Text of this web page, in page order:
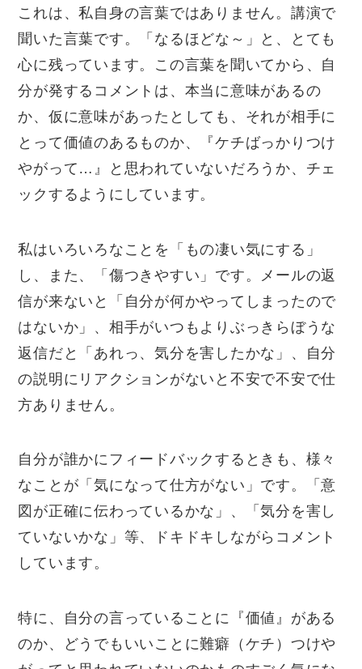
これは、私自身の言葉ではありません。講演で
聞いた言葉です。「なるほどな～」と、とても
心に残っています。この言葉を聞いてから、自
分が発するコメントは、本当に意味があるの
か、仮に意味があったとしても、それが相手に
とって価値のあるものか、『ケチばっかりつけ
やがって…』と思われていないだろうか、チェ
ックするようにしています。
私はいろいろなことを「もの凄い気にする」
し、また、「傷つきやすい」です。メールの返
信が来ないと「自分が何かやってしまったので
はないか」、相手がいつもよりぶっきらぼうな
返信だと「あれっ、気分を害したかな」、自分
の説明にリアクションがないと不安で不安で仕
方ありません。
自分が誰かにフィードバックするときも、様々
なことが「気になって仕方がない」です。「意
図が正確に伝わっているかな」、「気分を害し
ていないかな」等、ドキドキしながらコメント
しています。
特に、自分の言っていることに『価値』がある
のか、どうでもいいことに難癖（ケチ）つけや